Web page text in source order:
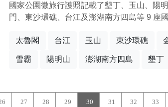
國家公園微旅行護照記載了墾丁、玉山、陽
門、東沙環礁、台江及澎湖南方四島等 9 座國
太魯閣 台江 玉山 東沙環礁
雪霸 陽明山 澎湖南方四島 墾丁
27 28 29 30 31 32 33